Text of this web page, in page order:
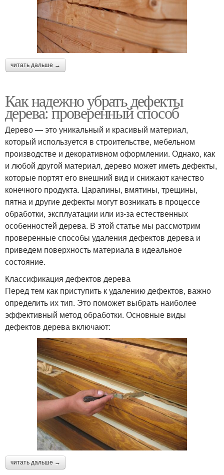
читать дальше →
Как надежно убрать дефекты
дерева: проверенный способ
Дерево — это уникальный и красивый материал,
который используется в строительстве, мебельном
производстве и декоративном оформлении. Однако, как
и любой другой материал, дерево может иметь дефекты,
которые портят его внешний вид и снижают качество
конечного продукта. Царапины, вмятины, трещины,
пятна и другие дефекты могут возникать в процессе
обработки, эксплуатации или из-за естественных
особенностей дерева. В этой статье мы рассмотрим
проверенные способы удаления дефектов дерева и
приведем поверхность материала в идеальное
состояние.
Классификация дефектов дерева
Перед тем как приступить к удалению дефектов, важно
определить их тип. Это поможет выбрать наиболее
эффективный метод обработки. Основные виды
дефектов дерева включают:
читать дальше →